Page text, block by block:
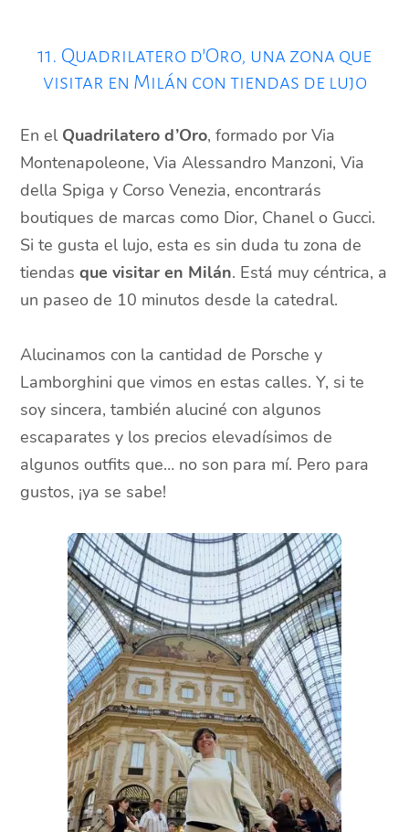
11. Quadrilatero d’Oro, una zona que
visitar en Milán con tiendas de lujo
En elQuadrilatero d’Oro, formado por Via
Montenapoleone, Via Alessandro Manzoni, Via
della Spiga y Corso Venezia, encontrarás
boutiques de marcas como Dior, Chanel o Gucci.
Si te gusta el lujo, esta es sin duda tu zona de
tiendasque visitar en Milán. Está muy céntrica, a
un paseo de 10 minutos desde la catedral.
Alucinamos con la cantidad de Porsche y
Lamborghini que vimos en estas calles. Y, si te
soy sincera, también aluciné con algunos
escaparates y los precios elevadísimos de
algunos outfits que… no son para mí. Pero para
gustos, ¡ya se sabe!